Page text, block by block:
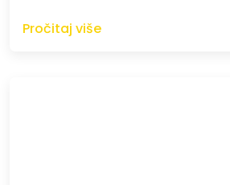
Pročitaj više